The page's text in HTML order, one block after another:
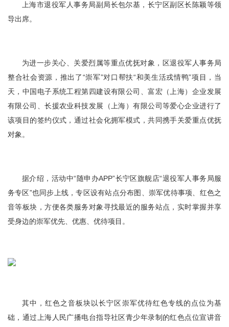
上海市退役军人事务局副局长包尔基，长宁区副区长陈颖等领
导出席。
为进一步关心、关爱烈属等重点优抚对象，区退役军人事务局
整合社会资源，推出了“崇军”对口帮扶“和美生活戎情鸭”项目，当
天，中国电子系统工程第四建设有限公司、富宏（上海）企业发展
有限公司、长援农业科技发展（上海）有限公司等爱心企业进行了
该项目的签约仪式，通过社会化拥军模式，共同携手关爱重点优抚
对象。
据介绍，活动中“随申办APP”长宁区旗舰店“退役军人事务局服
务专区”也同步上线，专区设有站点分布图、崇军优待事项、红色之
音等板块，方便各类服务对象寻找最近的服务站点，实时掌握并享
受身边的崇军优先、优惠、优待项目。
其中，红色之音板块以长宁区崇军优待红色专线的点位为基
础，通过上海人民广播电台指导社区青少年录制的红色点位宣讲音